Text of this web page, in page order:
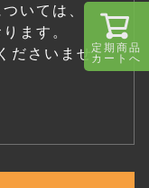
定期商品
カートへ
いては、
ます。
ださいませ。